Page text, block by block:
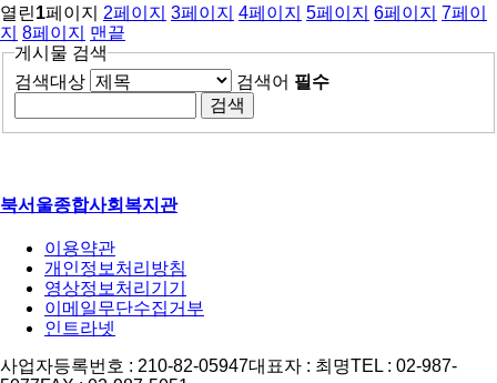
열린1페이지 2페이지 3페이지 4페이지 5페이지 6페이지 7페이
지 8페이지
맨끝
게시물 검색
검색대상
검색어 필수
북서울종합사회복지관
이용약관
개인정보처리방침
영상정보처리기기
이메일무단수집거부
인트라넷
사업자등록번호 : 210-82-05947대표자 : 최명TEL : 02-987-